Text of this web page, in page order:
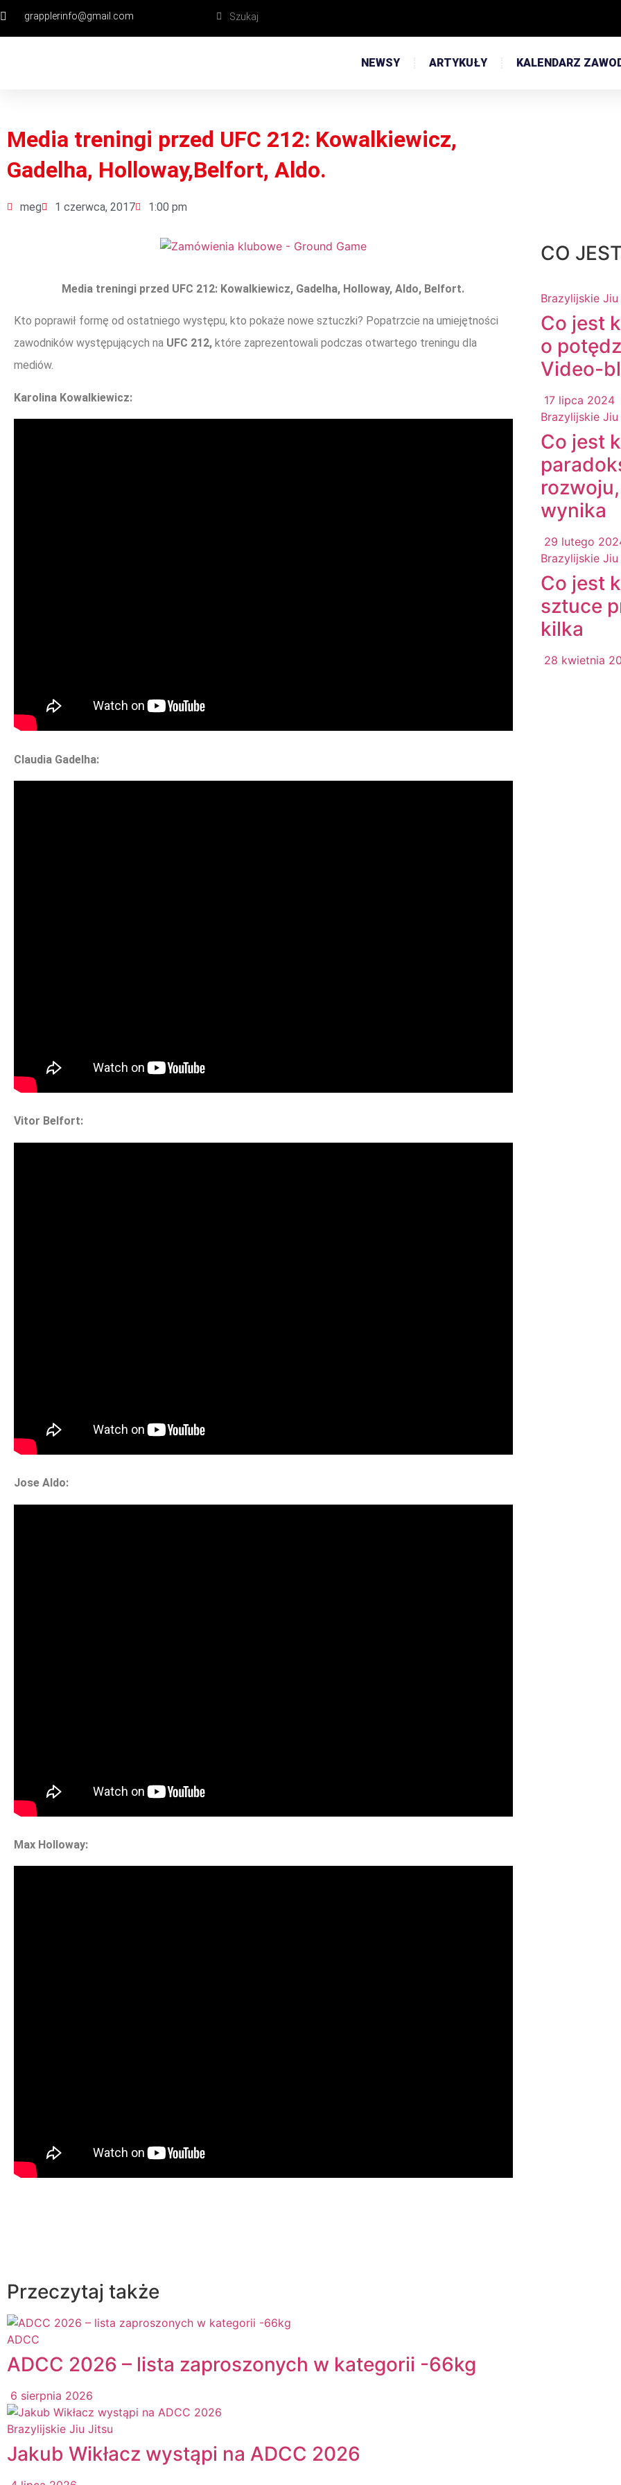
grapplerinfo@gmail.com
NEWSY ARTYKUŁY KALENDARZ
Media treningi przed UFC 212: Kowalkiewicz,
Gadelha, Holloway,Belfort, Aldo.
meg 1 czerwca, 2017 1:00 pm
Media treningi przed UFC 212: Kowalkiewicz, Gadelha, Holloway, Aldo, Belfort.
Kto poprawił formę od ostatniego występu, kto pokaże nowe sztuczki? Popatrzcie na umiejętności
zawodników występujących na UFC 212, które zaprezentowali podczas otwartego treningu dla
mediów.
Karolina Kowalkiewicz:
Claudia Gadelha:
Vitor Belfort:
Jose Aldo:
Max Holloway:
CO
Brazylijskie
Co jest
o
Video-
17 lipca 2024
Brazylijskie
Co jest
wynika
29 lutego
Brazylijskie
Co jest
sztuce
kilka
28 kwietnia
Przeczytaj także
ADCC
ADCC 2026 – lista zaproszonych w kategorii -66kg
6 sierpnia 2026
Brazylijskie Jiu Jitsu
Jakub Wikłacz wystąpi na ADCC 2026